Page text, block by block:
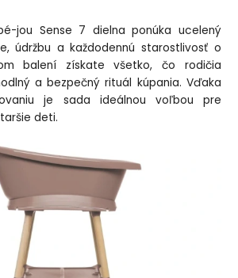
jou Sense 7 dielna ponúka ucelený
údržbu a každodennú starostlivosť o
balení získate všetko, čo rodičia
a bezpečný rituál kúpania. Vďaka
je sada ideálnou voľbou pre
deti.